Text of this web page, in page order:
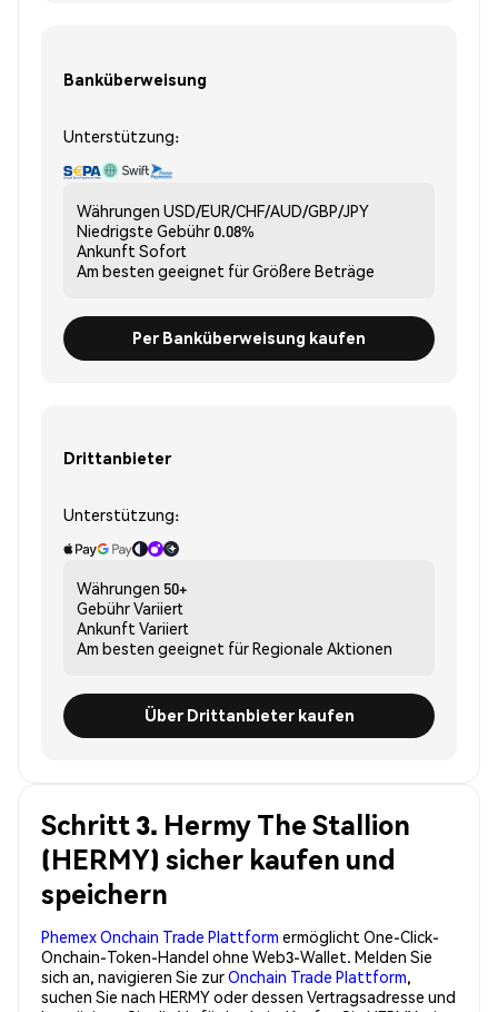
Banküberweisung
Unterstützung:
Währungen USD/EUR/CHF/AUD/GBP/JPY
Niedrigste Gebühr0.08%
Ankunft Sofort
Am besten geeignet fürGrößere Beträge
Per Banküberweisung kaufen
Drittanbieter
Unterstützung:
Währungen 50+
GebührVariiert
Ankunft Variiert
Am besten geeignet fürRegionale Aktionen
Über Drittanbieter kaufen
Schritt 3. Hermy The Stallion
(HERMY) sicher kaufen und
speichern
Phemex Onchain Trade Plattform ermöglicht One-Click-
Onchain-Token-Handel ohne Web3-Wallet. Melden Sie
sich an, navigieren Sie zurOnchain Trade Plattform,
suchen Sie nach HERMY oder dessen Vertragsadresse und